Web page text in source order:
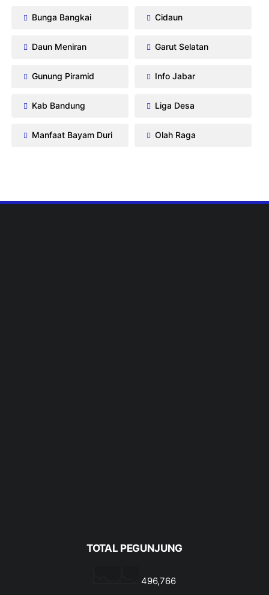
Bunga Bangkai Cidaun
Daun Meniran Garut Selatan
Gunung Piramid Info Jabar
Kab Bandung Liga Desa
Manfaat Bayam Duri Olah Raga
TOTAL PEGUNJUNG
496,766